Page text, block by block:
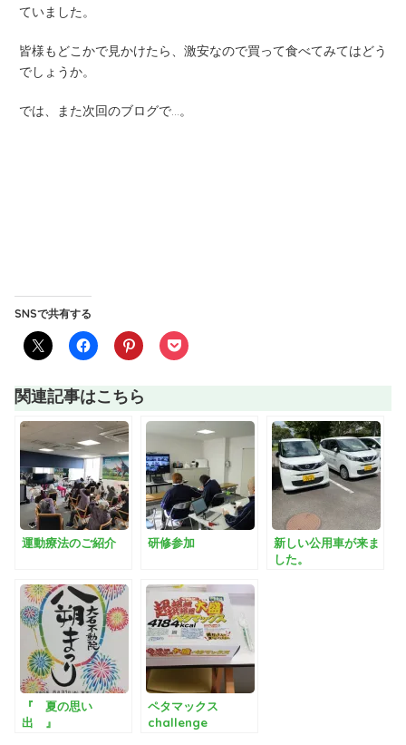
ていました。
皆様もどこかで見かけたら、激安なので買って食べてみてはどう
でしょうか。
では、また次回のブログで…。
SNSで共有する
関連記事はこちら
運動療法のご紹介 研修参加
新しい公用車が来ま
した。
『 夏の思い
出 』
ペタマックス
challenge